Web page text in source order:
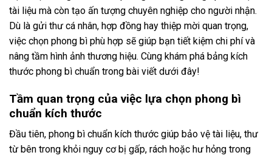
tài liệu mà còn tạo ấn tượng chuyên nghiệp cho người nhận.
Dù là gửi thư cá nhân, hợp đồng hay thiệp mời quan trọng,
việc chọn phong bì phù hợp sẽ giúp bạn tiết kiệm chi phí và
nâng tầm hình ảnh thương hiệu. Cùng khám phá bảng kích
thước phong bì chuẩn trong bài viết dưới đây!
Tầm quan trọng của việc lựa chọn phong bì
chuẩn kích thước
Đầu tiên, phong bì chuẩn kích thước giúp bảo vệ tài liệu, thư
từ bên trong khỏi nguy cơ bị gấp, rách hoặc hư hỏng trong